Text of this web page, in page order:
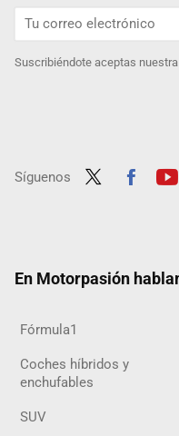
Suscribiéndote aceptas nuestra
Síguenos
En Motorpasión
Fórmula1
Coches híbridos y
enchufables
SUV